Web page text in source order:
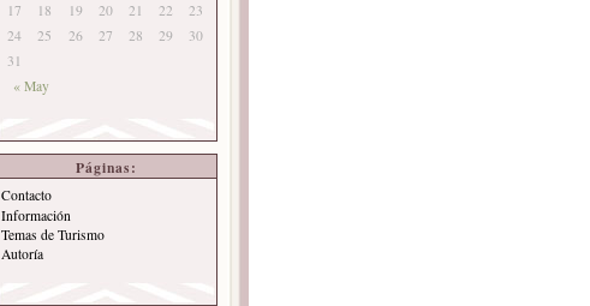
« May
17
18 19 20 21 22
23
24
25 26 27 28 29
30
31
Páginas:
Contacto
Información
Temas de Turismo
Autoría